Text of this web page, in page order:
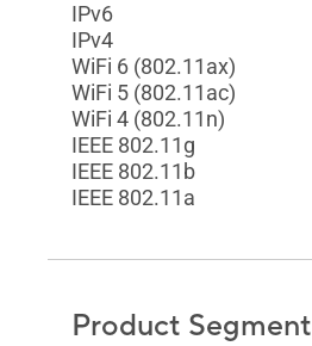
IPv6
IPv4
WiFi 6 (802.11ax)
WiFi 5 (802.11ac)
WiFi 4 (802.11n)
IEEE 802.11g
IEEE 802.11b
IEEE 802.11a
Product Segment